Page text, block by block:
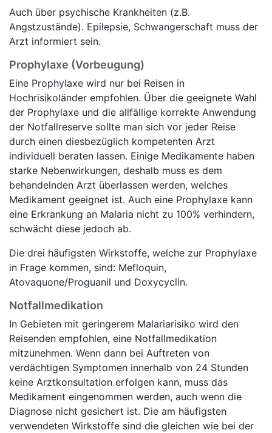
Auch über psychische Krankheiten (z.B.
Angstzustände). Epilepsie, Schwangerschaft muss der
Arzt informiert sein.
Prophylaxe (Vorbeugung)
Eine Prophylaxe wird nur bei Reisen in
Hochrisikoländer empfohlen. Über die geeignete Wahl
der Prophylaxe und die allfällige korrekte Anwendung
der Notfallreserve sollte man sich vor jeder Reise
durch einen diesbezüglich kompetenten Arzt
individuell beraten lassen. Einige Medikamente haben
starke Nebenwirkungen, deshalb muss es dem
behandelnden Arzt überlassen werden, welches
Medikament geeignet ist. Auch eine Prophylaxe kann
eine Erkrankung an Malaria nicht zu 100% verhindern,
schwächt diese jedoch ab.
Die drei häufigsten Wirkstoffe, welche zur Prophylaxe
in Frage kommen, sind: Mefloquin,
Atovaquone/Proguanil und Doxycyclin.
Notfallmedikation
In Gebieten mit geringerem Malariarisiko wird den
Reisenden empfohlen, eine Notfallmedikation
mitzunehmen. Wenn dann bei Auftreten von
verdächtigen Symptomen innerhalb von 24 Stunden
keine Arztkonsultation erfolgen kann, muss das
Medikament eingenommen werden, auch wenn die
Diagnose nicht gesichert ist. Die am häufigsten
verwendeten Wirkstoffe sind die gleichen wie bei der